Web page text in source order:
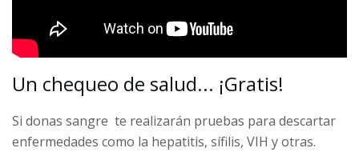
Un chequeo de salud... ¡Gratis!
Si donas sangre te realizarán pruebas para descartar
enfermedades como la hepatitis, sífilis, VIH y otras.